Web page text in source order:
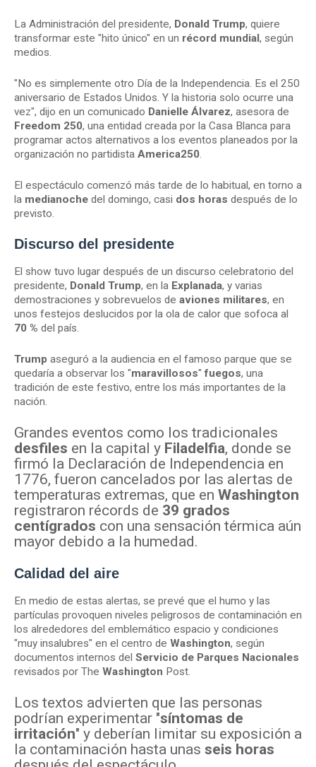
La Administración del presidente, Donald Trump, quiere
transformar este "hito único" en un récord mundial, según
medios.
"No es simplemente otro Día de la Independencia. Es el 250
aniversario de Estados Unidos. Y la historia solo ocurre una
vez", dijo en un comunicado Danielle Álvarez, asesora de
Freedom 250, una entidad creada por la Casa Blanca para
programar actos alternativos a los eventos planeados por la
organización no partidista America250.
El espectáculo comenzó más tarde de lo habitual, en torno a
la medianoche del domingo, casi dos horas después de lo
previsto.
Discurso del presidente
El show tuvo lugar después de un discurso celebratorio del
presidente, Donald Trump, en la Explanada, y varias
demostraciones y sobrevuelos de aviones militares, en
unos festejos deslucidos por la ola de calor que sofoca al
70 % del país.
Trump aseguró a la audiencia en el famoso parque que se
quedaría a observar los "maravillosos"fuegos, una
tradición de este festivo, entre los más importantes de la
nación.
Grandes eventos como los tradicionales
desfiles en la capital y Filadelfia, donde se
firmó la Declaración de Independencia en
1776, fueron cancelados por las alertas de
temperaturas extremas, que en Washington
registraron récords de 39 grados
centígrados con una sensación térmica aún
mayor debido a la humedad.
Calidad del aire
En medio de estas alertas, se prevé que el humo y las
partículas provoquen niveles peligrosos de contaminación en
los alrededores del emblemático espacio y condiciones
"muy insalubres" en el centro de Washington, según
documentos internos del Servicio de Parques Nacionales
revisados por The Washington Post.
Los textos advierten que las personas
podrían experimentar "síntomas de
irritación" y deberían limitar su exposición a
la contaminación hasta unas seis horas